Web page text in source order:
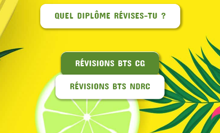
QUEL DIPLÔME RÉVISES-TU ?
RÉVISIONS BTS CG
RÉVISIONS BTS NDRC